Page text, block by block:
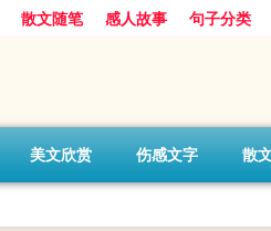
散文随笔 感人故事 句子分类
美文欣赏 伤感文字 散